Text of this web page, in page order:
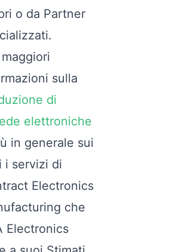
o da Partner
sulla
di
elettroniche
in generale sui
i servizi di
Electronics
che
Electronics